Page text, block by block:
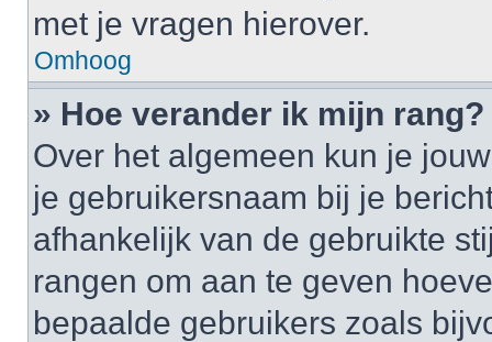
met je vragen hierover.
Omhoog
» Hoe verander ik mijn rang?
Over het algemeen kun je
je gebruikersnaam bij je
afhankelijk van de gebruikte
rangen om aan te geven
bepaalde gebruikers zoals